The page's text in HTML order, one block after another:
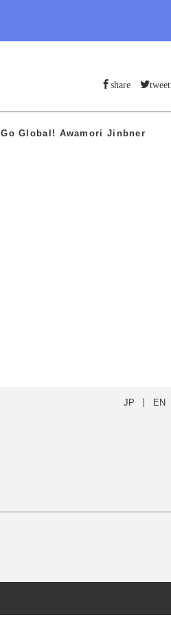
share tweet
Go Global! Awamori Jinbner
JP EN